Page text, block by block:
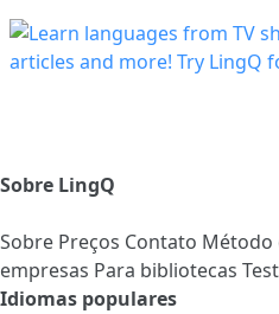
Sobre LingQ
Sobre Preços Contato Método
empresas Para bibliotecas
Idiomas populares